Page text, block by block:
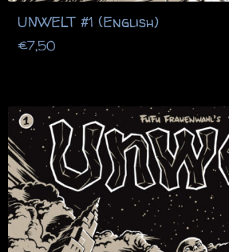
UNWELT #1 (English)
€7,50